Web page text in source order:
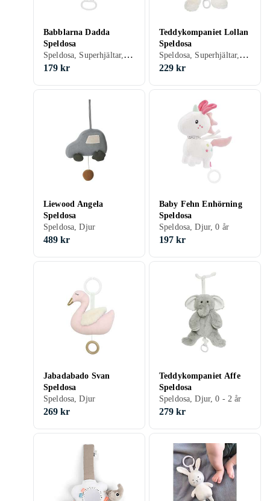
Babblarna Dadda
Speldosa
Speldosa, Superhjältar, Seriefigurer, Babblarna, 0 - 2 år
179 kr
Teddykompaniet Lollan
Speldosa
Speldosa, Superhjältar, Djur, 0 - 2 år
229 kr
Liewood Angela
Speldosa
Speldosa, Djur
489 kr
Baby Fehn Enhörning
Speldosa
Speldosa, Djur, 0 år
197 kr
Jabadabado Svan
Speldosa
Speldosa, Djur
269 kr
Teddykompaniet Affe
Speldosa
Speldosa, Djur, 0 - 2 år
279 kr